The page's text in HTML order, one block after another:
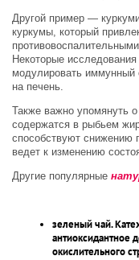
Другой пример —
куркумы, который
Некоторые
модулировать иммунный
на печень.
Также важно упомянуть
содержатся в рыбьем
способствуют снижению
ведет к изменению
Другие популярные
зеленый чай.
антиоксидантное
окислительного